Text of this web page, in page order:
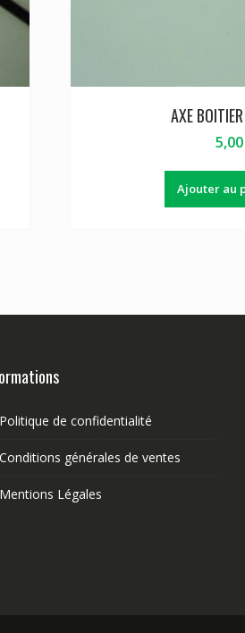
AXE
5,00
Ajouter au
Politique de confidentialité
Conditions générales de ventes
Mentions Légales